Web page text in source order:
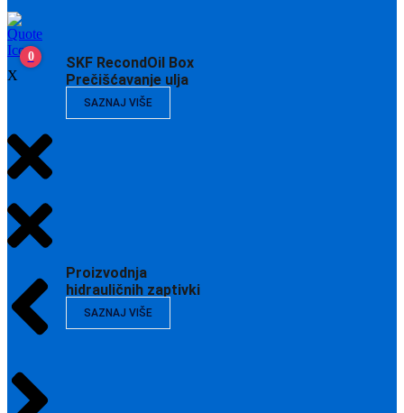
SKF RecondOil Box
Prečišćavanje ulja
SAZNAJ VIŠE
Proizvodnja
hidrauličnih zaptivki
SAZNAJ VIŠE
0
X